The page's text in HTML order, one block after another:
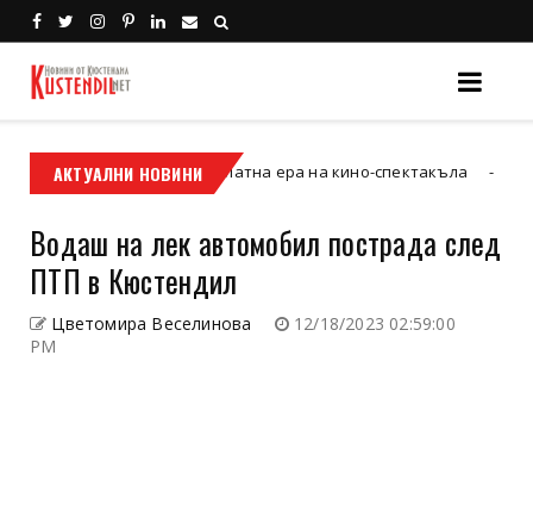
АКТУАЛНИ НОВИНИ
и новата златна ера на кино-спектакъла Кюстендил
Водаш на лек автомобил пострада след
ПТП в Кюстендил
Цветомира Веселинова
12/18/2023 02:59:00
PM